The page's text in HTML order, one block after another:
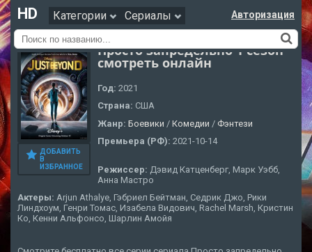
HD Категории Сериалы Авторизация
ДОБАВИТЬ
В
ИЗБРАННОЕ
Просто запредельно 1 сезон
смотреть онлайн
Год: 2021
Страна: США
Жанр: Боевики / Комедии / Фэнтези
Премьера (РФ): 2021-10-14
Режиссер: Дэвид Катценберг, Марк Уэбб,
Анна Мастро
Актеры: Arjun Athalye, Гэбриел Бейтман, Седрик Джо, Рики
Линдхоум, Генри Томас, Изабела Видович, Rachel Marsh, Кристин
Ко, Кенни Альфонсо, Шарлин Амойя